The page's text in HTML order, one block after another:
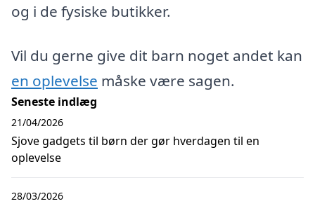
og i de fysiske butikker.
Vil du gerne give dit barn noget andet kan
en oplevelse måske være sagen.
Seneste indlæg
Sjove gadgets til børn der gør hverdagen til en
oplevelse
21/04/2026
28/03/2026